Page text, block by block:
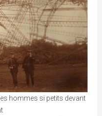
hommes si petits devant